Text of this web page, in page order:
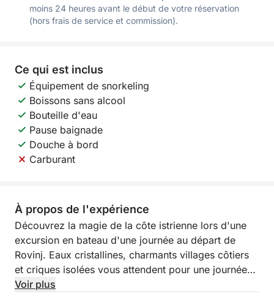
moins 24 heures avant le début de votre réservation
(hors frais de service et commission).
Ce qui est inclus
Équipement de snorkeling
Boissons sans alcool
Bouteille d'eau
Pause baignade
Douche à bord
Carburant
À propos de l'expérience
Découvrez la magie de la côte istrienne lors d'une
excursion en bateau d'une journée au départ de
Rovinj. Eaux cristallines, charmants villages côtiers
et criques isolées vous attendent pour une journée
d'exploration de l'une des plus belles régions de
Voir plus